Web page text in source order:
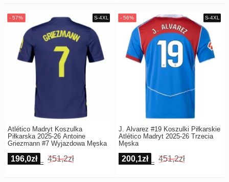
Atlético Madryt Koszulka
Piłkarska 2025-26 Antoine
Griezmann #7 Wyjazdowa Męska
196,0zł 451,2zł
J. Alvarez #19 Koszulki Piłkarskie
Atlético Madryt 2025-26 Trzecia
Męska
200,1zł 451,2zł